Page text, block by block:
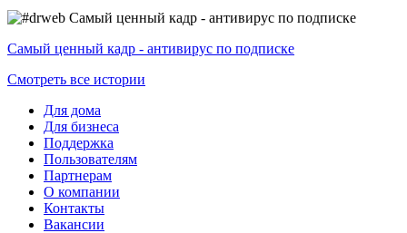
Самый ценный кадр - антивирус по подписке
Смотреть все истории
Для дома
Для бизнеса
Поддержка
Пользователям
Партнерам
О компании
Контакты
Вакансии